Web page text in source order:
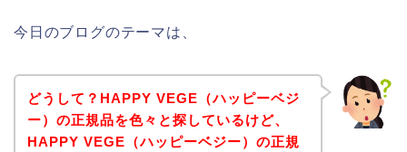
今日のブログのテーマは、
どうして？HAPPY VEGE（ハッピーベジ
ー）の正規品を色々と探しているけど、
HAPPY VEGE（ハッピーベジー）の正規